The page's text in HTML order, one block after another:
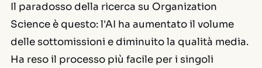
Il paradosso della ricerca su Organization
Scienceè questo: l'AI ha aumentato il volume
delle sottomissioni e diminuito la qualità media.
Ha reso il processo più facile per i singoli